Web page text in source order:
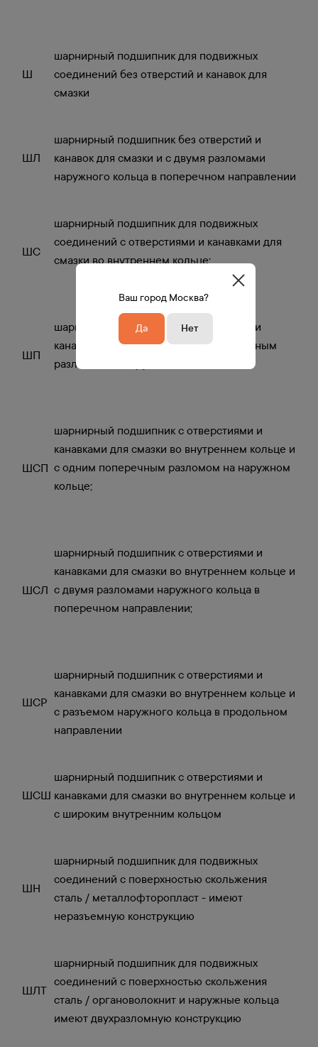
Ш
шарнирный подшипник для подвижных
соединений без отверстий и канавок для
смазки
ШЛ
шарнирный подшипник без отверстий и
канавок для смазки и с двумя разломами
наружного кольца в поперечном направлении
ШС
шарнирный подшипник для подвижных
соединений с отверстиями и канавками для
смазки во внутреннем кольце;
ШП
шарнирный подшипник без отверстий и
канавок для смазки и с одним поперечным
разломом на наружном кольце;
ШСП
шарнирный подшипник с отверстиями и
канавками для смазки во внутреннем кольце и
с одним поперечным разломом на наружном
кольце;
ШСЛ
шарнирный подшипник с отверстиями и
канавками для смазки во внутреннем кольце и
с двумя разломами наружного кольца в
поперечном направлении;
ШСР
шарнирный подшипник с отверстиями и
канавками для смазки во внутреннем кольце и
с разъемом наружного кольца в продольном
направлении
ШСШ
шарнирный подшипник с отверстиями и
канавками для смазки во внутреннем кольце и
с широким внутренним кольцом
ШН
шарнирный подшипник для подвижных
соединений с поверхностью скольжения
сталь / металлофторопласт - имеют
неразъемную конструкцию
ШЛТ
шарнирный подшипник для подвижных
соединений с поверхностью скольжения
сталь / органоволокнит и наружные кольца
имеют двухразломную конструкцию
Ваш город Москва?
Да Нет